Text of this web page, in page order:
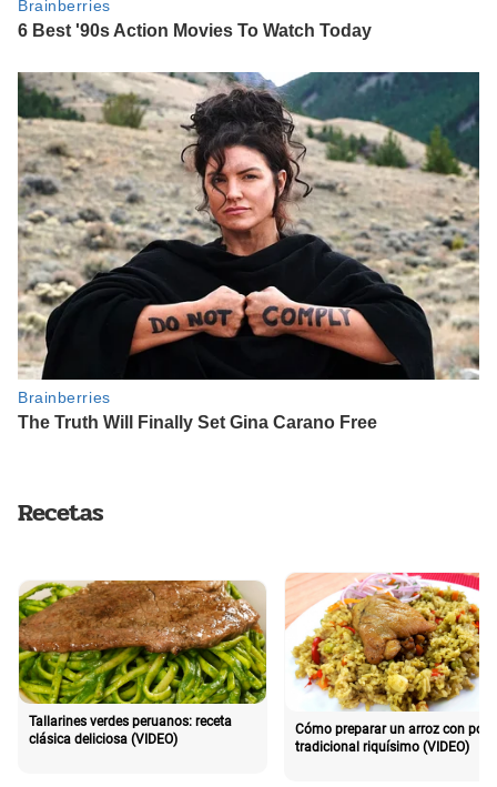
Recetas
Tallarines verdes peruanos: receta
clásica deliciosa (VIDEO)
Cómo preparar un arroz con pollo
tradicional riquísimo (VIDEO)